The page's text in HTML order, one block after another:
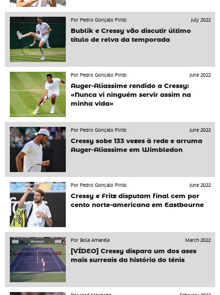
Por Pedro Gonçalo Pinto
July 2022
Bublik e Cressy vão discutir último
título de relva da temporada
Por Pedro Gonçalo Pinto
June 2022
Auger-Aliassime rendido a Cressy:
«Nunca vi ninguém servir assim na
minha vida»
Por Pedro Gonçalo Pinto
June 2022
Cressy sobe 133 vezes à rede e arruma
Auger-Aliassime em Wimbledon
Por Pedro Gonçalo Pinto
June 2022
Cressy e Fritz disputam final cem por
cento norte-americana em Eastbourne
Por Bola Amarela
March 2022
[VÍDEO] Cressy dispara um dos ases
mais surreais da história do ténis